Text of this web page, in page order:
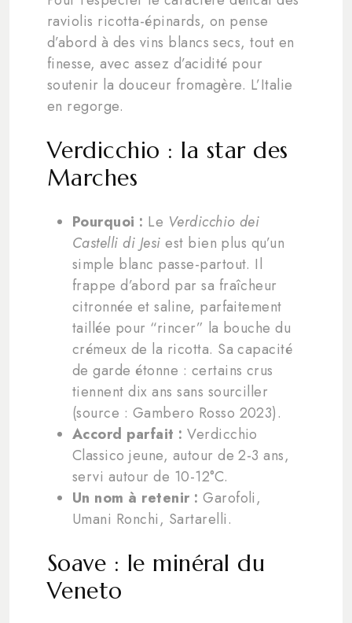
raviolis ricotta-épinards, on pense
d’abord à des vins blancs secs, tout en
finesse, avec assez d’acidité pour
soutenir la douceur fromagère. L’Italie
en regorge.
Verdicchio : la star des
Marches
Pourquoi : Le Verdicchio dei
Castelli di Jesi est bien plus qu’un
simple blanc passe-partout. Il
frappe d’abord par sa fraîcheur
citronnée et saline, parfaitement
taillée pour “rincer” la bouche du
crémeux de la ricotta. Sa capacité
de garde étonne : certains crus
tiennent dix ans sans sourciller
(source : Gambero Rosso 2023).
Accord parfait : Verdicchio
Classico jeune, autour de 2-3 ans,
servi autour de 10-12°C.
Un nom à retenir : Garofoli,
Umani Ronchi, Sartarelli.
Soave : le minéral du
Veneto